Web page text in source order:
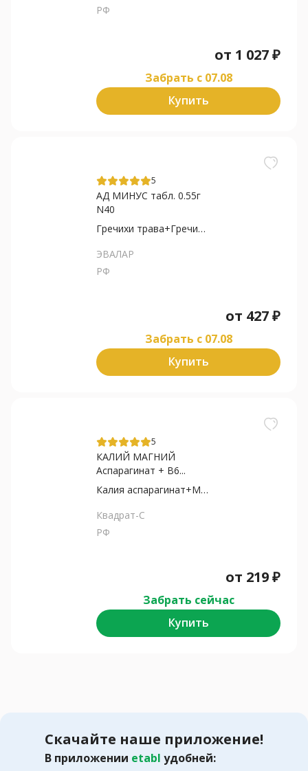
РФ
от 1 027₽
Забрать c 07.08
Купить
5
АД МИНУС табл. 0.55г
N40
Гречихи трава+Гречихи...
ЭВАЛАР
РФ
от 427₽
Забрать c 07.08
Купить
5
КАЛИЙ МАГНИЙ
Аспарагинат + B6...
Калия аспарагинат+Магни...
Квадрат-С
РФ
от 219₽
Забрать сейчас
Купить
Скачайте наше приложение!
В приложении etabl удобней: